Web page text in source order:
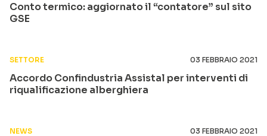
Conto termico: aggiornato il “contatore” sul sito
GSE
SETTORE 03 FEBBRAIO 2021
Accordo Confindustria Assistal per interventi di
riqualificazione alberghiera
NEWS 03 FEBBRAIO 2021